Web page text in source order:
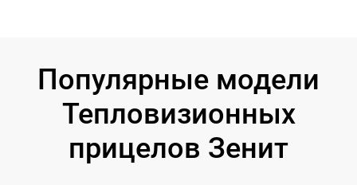
Популярные модели
Тепловизионных
прицелов Зенит